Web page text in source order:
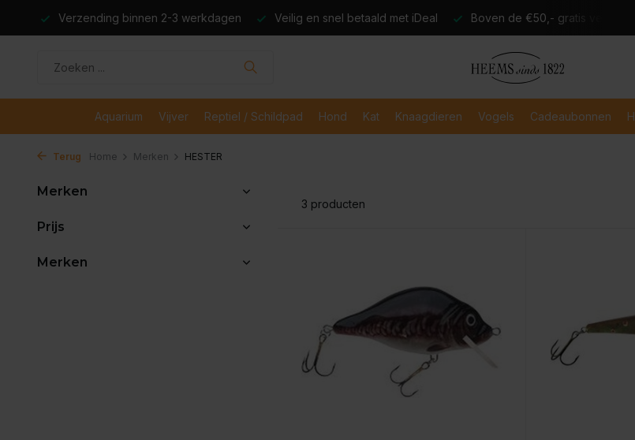
Veilig en snel betaald met iDeal Boven de €50,- gratis verzending Verzending binnen 2-3
Aquarium Vijver Reptiel / Schildpad Hond Kat Knaagdieren Vogels Cadeaubonnen
Terug Home Merken HESTER
Merken
Prijs
Merken
3 producten